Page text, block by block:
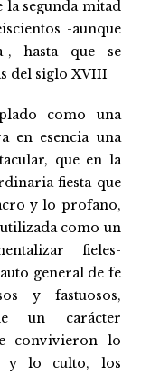
la segunda mitad
-aunque
, hasta que se
del siglo XVIII
como una
en esencia una
que en la
fiesta que
y lo profano,
como un
fieles-
general de fe
y fastuosos,
un carácter
convivieron lo
y lo culto, los